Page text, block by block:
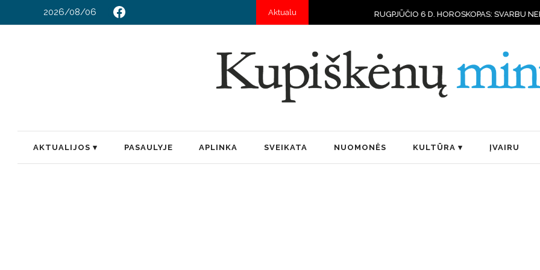
2026/08/06 Aktualu
RUGPJŪČIO 6 D. HOROSKOPAS: SVARBU NEPERŽENGTI SAVO
AKTUALIJOS PASAULYJE APLINKA SVEIKATA NUOMONĖS KULTŪRA ĮVAIRU